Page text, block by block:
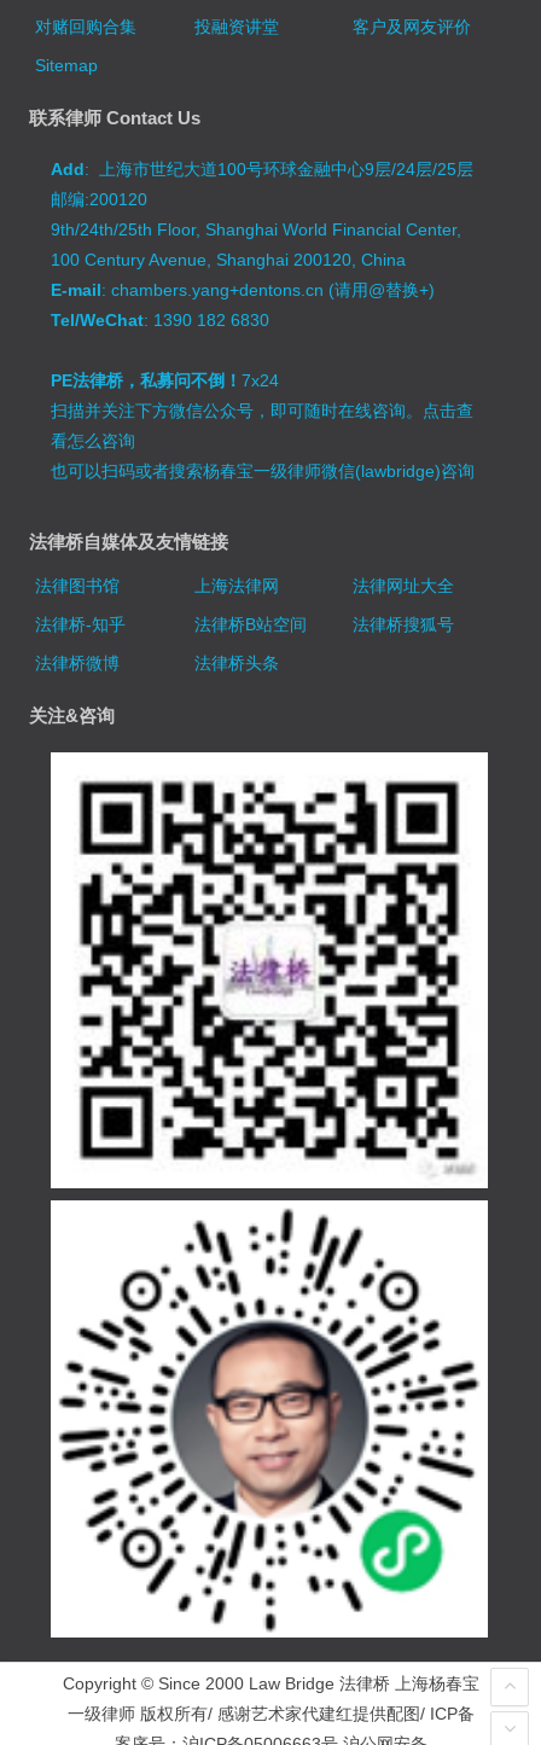
对赌回购合集
投融资讲堂
客户及网友评价
Sitemap
联系律师 Contact Us
Add: 上海市世纪大道100号环球金融中心9层/24层/25层
邮编:200120
9th/24th/25th Floor, Shanghai World Financial Center,
100 Century Avenue, Shanghai 200120, China
E-mail: chambers.yang+dentons.cn (请用@替换+)
Tel/WeChat: 1390 182 6830
PE法律桥，私募问不倒！7x24
扫描并关注下方微信公众号，即可随时在线咨询。 点击查
看怎么咨询
也可以扫码或者搜索杨春宝一级律师微信(lawbridge)咨询
法律桥自媒体及友情链接
法律图书馆 上海法律网
法律网址大全
法律桥-知乎
法律桥B站空间
法律桥搜狐号
法律桥微博
法律桥头条
关注&咨询
Copyright © Since 2000 Law Bridge 法律桥 上海杨春宝
一级律师 版权所有/ 感谢艺术家代建红提供配图/ ICP备